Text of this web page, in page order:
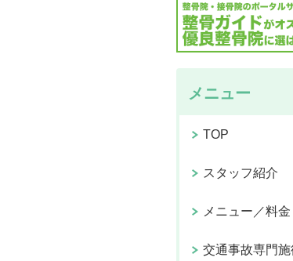
メニュー
TOP
スタッフ紹介
メニュー／料金
交通事故専門施